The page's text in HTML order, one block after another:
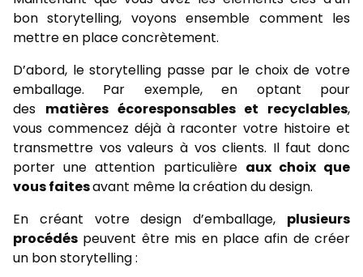
bon storytelling, voyons ensemble comment les
mettre en place concrètement.
D’abord, le storytelling passe par le choix de votre
emballage. Par exemple, en optant pour
des matières écoresponsables et recyclables,
vous commencez déjà à raconter votre histoire et
transmettre vos valeurs à vos clients. Il faut donc
porter une attention particulière aux choix que
vous faitesavant même la création du design.
En créant votre design d’emballage, plusieurs
procédés peuvent être mis en place afin de créer
un bon storytelling :